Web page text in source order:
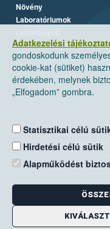
Adatkezelési
gondoskodunk
cookie-kat (sütiket)
érdekében, melynek
„Elfogadom” gombra.
Statisztikai célú
Hirdetési célú sütik
Alapműködést
Növény
Laboratóriumok
Nemzeti
E-mail: